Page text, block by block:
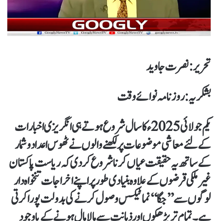
تحریر : نصرت جاوید
بشکریہ : روزنامہ نوائے وقت
یکم جولائی 2025ء کا سال شروع ہوتے ہی انگریزی اخبارات
کے لئے معاشی موضوعات پر لکھنے والوں نے ٹھوس اعدادوشمار
کے ساتھ یہ حقیقت عیاں کرنا شروع کردی کہ ریاست پاکستان
غیر ملکی قرضوں کے علاوہ بنیادی طورپر اپنے اخراجات تنخواہ دار
لوگوں سے ’’جگا‘‘ نما ٹیکس وصول کرنے کی بدولت پورا کرتی